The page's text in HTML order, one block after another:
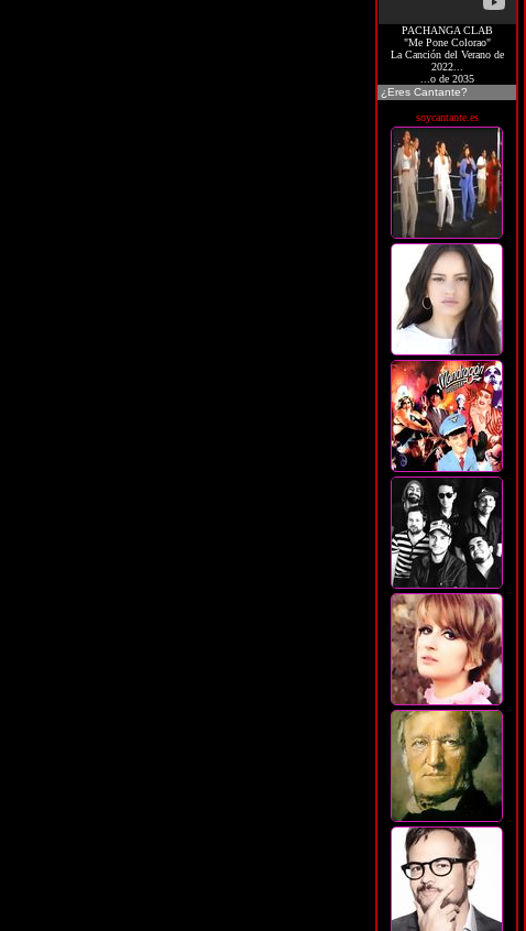
PACHANGA CLAB
"Me Pone Colorao"
La Canción del Verano de
2022...
...o de 2035
¿Eres Cantante?
soycantante.es